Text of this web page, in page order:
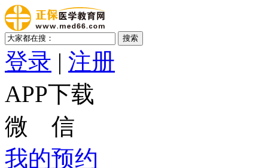
登录 | 注册
APP下载
微 信
我的预约